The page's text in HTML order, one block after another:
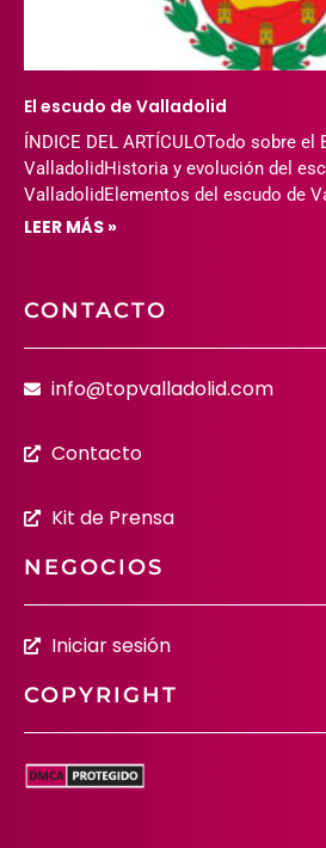
El escudo de Valladolid
ÍNDICE DEL ARTÍCULOTodo sobre el
ValladolidHistoria y evolución del
ValladolidElementos del escudo de
LEER MÁS »
CONTACTO
info@topvalladolid.com
Contacto
Kit de Prensa
NEGOCIOS
Iniciar sesión
COPYRIGHT